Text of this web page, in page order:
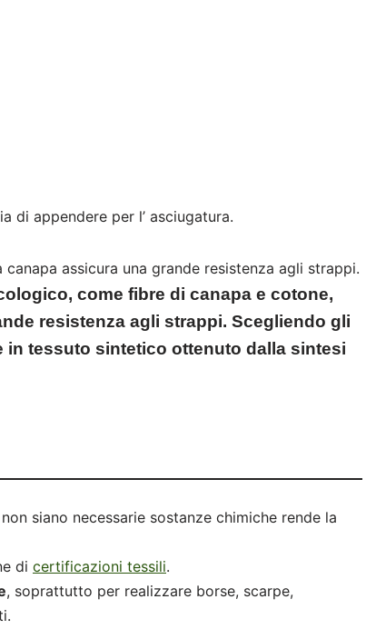
di appendere per l’ asciugatura.
assicura una grande resistenza agli strappi.
come fibre di canapa e cotone,
resistenza agli strappi. Scegliendo gli
in tessuto sintetico ottenuto dalla sintesi
siano necessarie sostanze chimiche rende la
di certificazioni tessili.
, soprattutto per realizzare borse, scarpe,